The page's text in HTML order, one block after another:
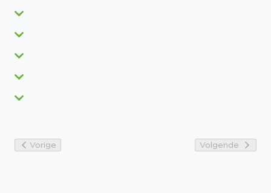
Vorige Volgende